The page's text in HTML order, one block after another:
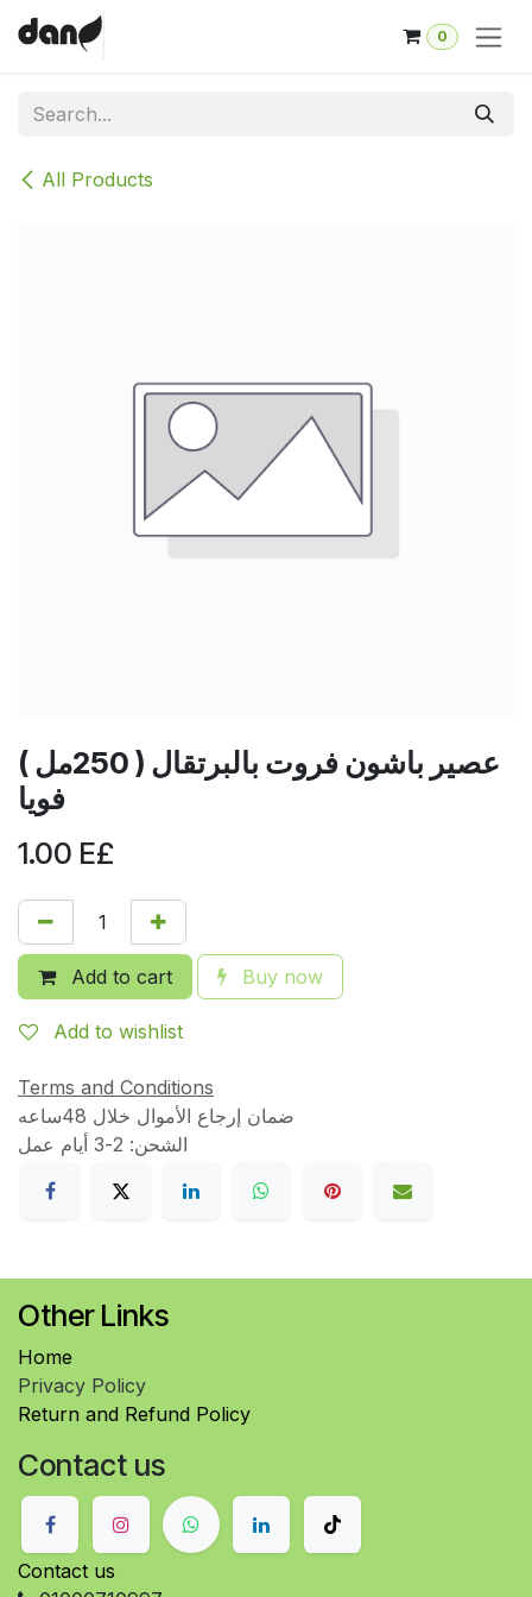
Skip to Content
0
All Products
عصير باشون فروت بالبرتقال ( 250مل )
فويا
1.00 E£
Add to cart Buy now
Add to wishlist
Terms and Conditions
الشحن: 2-3 أيام عمل
Other Links
Home
Privacy Policy
Return and Refund Policy
Contact us
Contact us